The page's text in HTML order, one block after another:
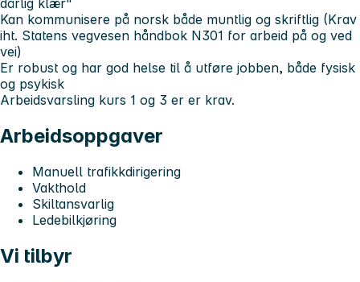
dårlig klær"
Kan kommunisere på norsk både muntlig og skriftlig (Krav
iht. Statens vegvesen håndbok N301 for arbeid på og ved
vei)
Er robust og har god helse til å utføre jobben, både fysisk
og psykisk
Arbeidsvarsling kurs 1 og 3 er er krav.
Arbeidsoppgaver
Manuell trafikkdirigering
Vakthold
Skiltansvarlig
Ledebilkjøring
Vi tilbyr